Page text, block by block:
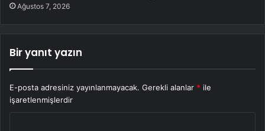
Ağustos 7, 2026
Bir yanıt yazın
E-posta adresiniz yayınlanmayacak. Gerekli alanlar * ile
işaretlenmişlerdir